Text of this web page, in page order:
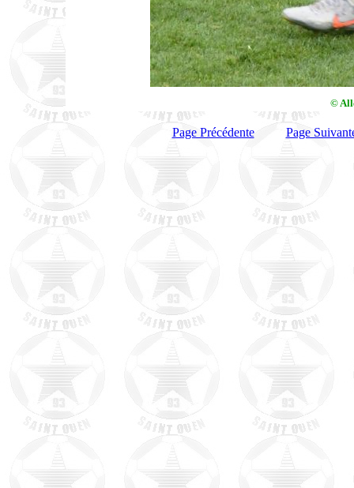
©
Page Précédente Page